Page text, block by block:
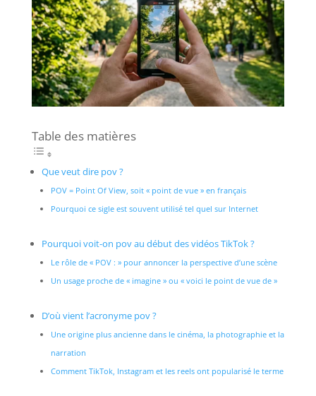
Table des matières
Que veut dire pov ?
POV = Point Of View, soit « point de vue » en français
Pourquoi ce sigle est souvent utilisé tel quel sur Internet
Pourquoi voit-on pov au début des vidéos TikTok ?
Le rôle de « POV : » pour annoncer la perspective d’une scène
Un usage proche de « imagine » ou « voici le point de vue de »
D’où vient l’acronyme pov ?
Une origine plus ancienne dans le cinéma, la photographie et la
narration
Comment TikTok, Instagram et les reels ont popularisé le terme